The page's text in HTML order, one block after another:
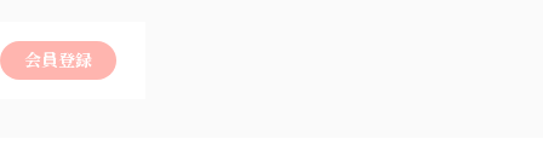
会員登録